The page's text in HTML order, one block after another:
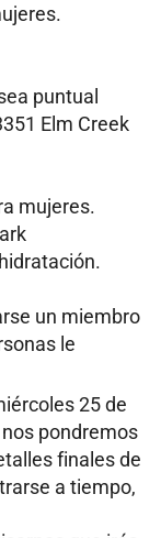
puntual
Elm Creek
mujeres.
un miembro
le
25 de
pondremos
finales de
a tiempo,